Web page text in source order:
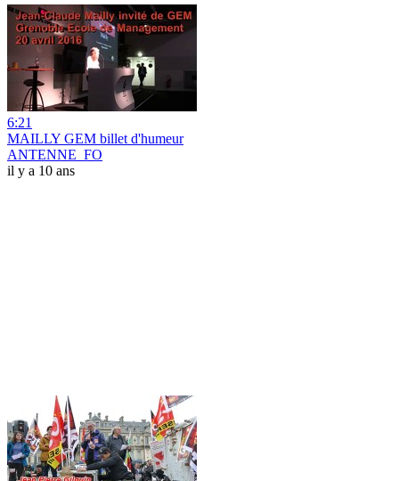
6:21
MAILLY GEM billet d'humeur
ANTENNE_FO
il y a 10 ans